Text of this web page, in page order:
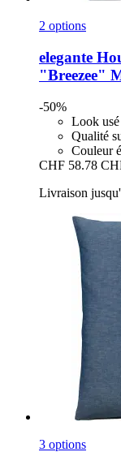
2 options
elegante
"Breezee"
-50%
Look
Qualité
Couleur
CHF 58.78
Livraison
3 options